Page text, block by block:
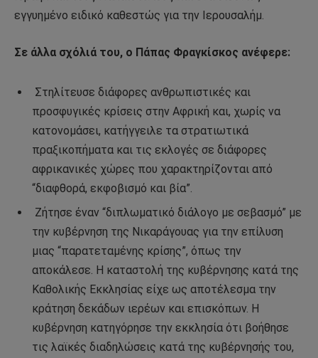
εγγυημένο ειδικό καθεστώς για την Ιερουσαλήμ.
Σε άλλα σχόλιά του, ο Πάπας Φραγκίσκος ανέφερε:
Στηλίτευσε διάφορες ανθρωπιστικές και
προσφυγικές κρίσεις στην Αφρική και, χωρίς να
κατονομάσει, κατήγγειλε τα στρατιωτικά
πραξικοπήματα και τις εκλογές σε διάφορες
αφρικανικές χώρες που χαρακτηρίζονται από
“διαφθορά, εκφοβισμό και βία”.
Ζήτησε έναν “διπλωματικό διάλογο με σεβασμό” με
την κυβέρνηση της Νικαράγουας για την επίλυση
μιας “παρατεταμένης κρίσης”, όπως την
αποκάλεσε. Η καταστολή της κυβέρνησης κατά της
Καθολικής Εκκλησίας είχε ως αποτέλεσμα την
κράτηση δεκάδων ιερέων και επισκόπων. Η
κυβέρνηση κατηγόρησε την εκκλησία ότι βοήθησε
τις λαϊκές διαδηλώσεις κατά της κυβέρνησής του,